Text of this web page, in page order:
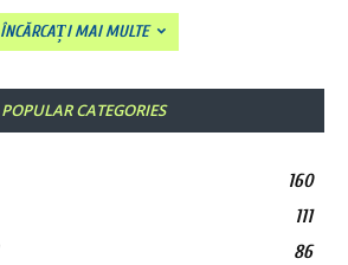
ÎNCĂRCAȚI MAI MULTE
POPULAR CATEGORIES
160
111
86